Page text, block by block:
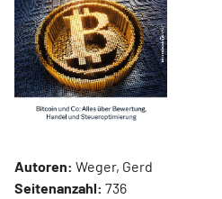
Autoren: Weger, Gerd
Seitenanzahl: 736